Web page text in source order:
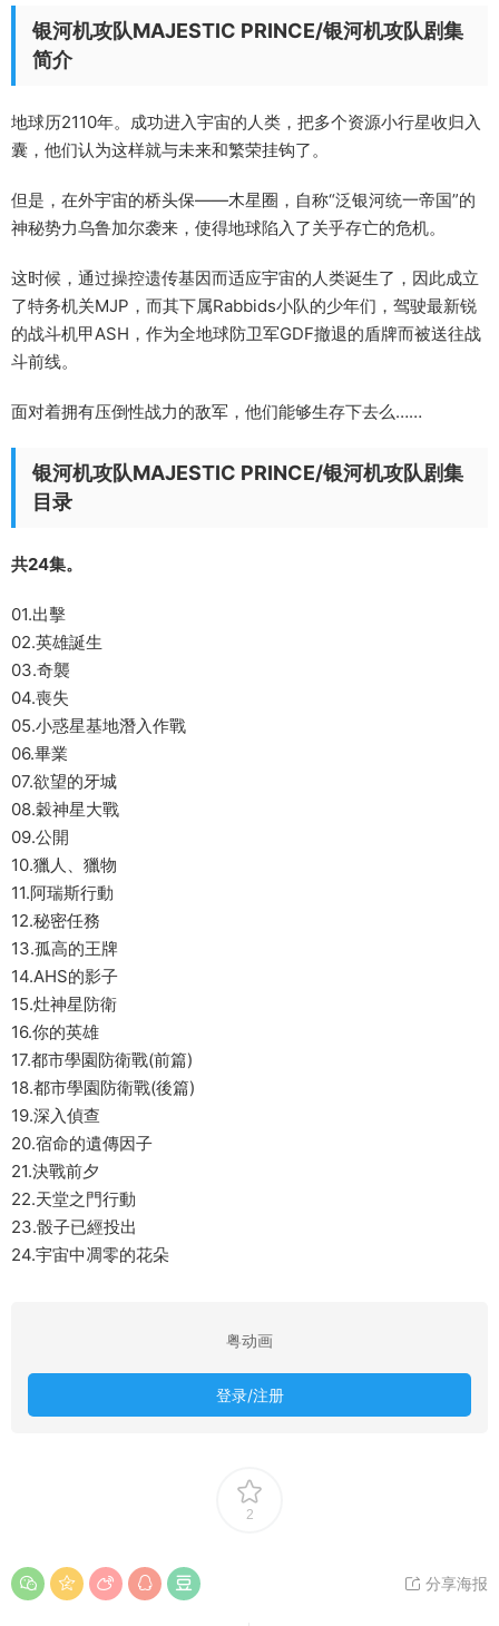
银河机攻队MAJESTIC PRINCE/银河机攻队剧集
简介
地球历2110年。成功进入宇宙的人类，把多个资源小行星收归入
囊，他们认为这样就与未来和繁荣挂钩了。
但是，在外宇宙的桥头保——木星圈，自称“泛银河统一帝国”的
神秘势力乌鲁加尔袭来，使得地球陷入了关乎存亡的危机。
这时候，通过操控遗传基因而适应宇宙的人类诞生了，因此成立
了特务机关MJP，而其下属Rabbids小队的少年们，驾驶最新锐
的战斗机甲ASH，作为全地球防卫军GDF撤退的盾牌而被送往战
斗前线。
面对着拥有压倒性战力的敌军，他们能够生存下去么……
银河机攻队MAJESTIC PRINCE/银河机攻队剧集
目录
共24集。
01.出擊
02.英雄誕生
03.奇襲
04.喪失
05.小惑星基地潛入作戰
06.畢業
07.欲望的牙城
08.穀神星大戰
09.公開
10.獵人、獵物
11.阿瑞斯行動
12.秘密任務
13.孤高的王牌
14.AHS的影子
15.灶神星防衛
16.你的英雄
17.都市學園防衛戰(前篇)
18.都市學園防衛戰(後篇)
19.深入偵查
20.宿命的遺傳因子
21.決戰前夕
22.天堂之門行動
23.骰子已經投出
24.宇宙中凋零的花朵
粤动画
登录/注册
2
分享海报